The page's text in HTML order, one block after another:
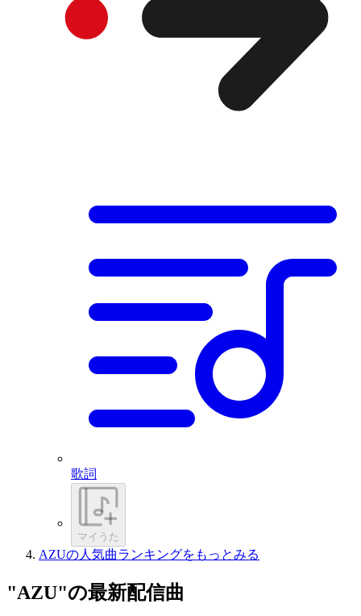
歌詞
マイうた
AZUの人気曲ランキングをもっとみる
"AZU"の最新配信曲